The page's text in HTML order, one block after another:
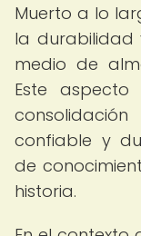
Muerto a lo
la durabilidad
medio de
Este
confiable y
de
historia.